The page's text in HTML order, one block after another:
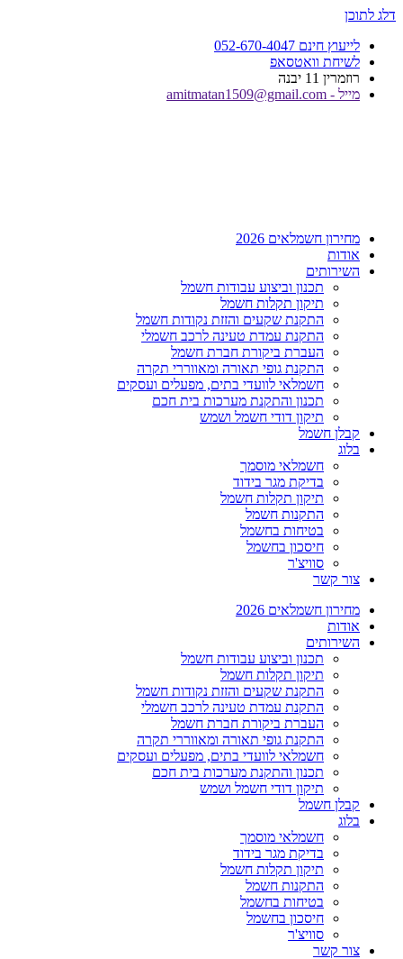
דלג לתוכן
לייעוץ חינם 052-670-4047
לשיחת וואטסאפ
רוזמרין 11 יבנה
מייל - amitmatan1509@gmail.com
מחירון חשמלאים 2026
אודות
השירותים
תכנון וביצוע עבודות חשמל
תיקון תקלות חשמל
התקנת שקעים והזזת נקודות חשמל
התקנת עמדת טעינה לרכב חשמלי
העברת ביקורת חברת חשמל
התקנת גופי תאורה ומאווררי תקרה
חשמלאי לוועדי בתים, מפעלים ועסקים
תכנון והתקנת מערכות בית חכם
תיקון דודי חשמל ושמש
קבלן חשמל
בלוג
חשמלאי מוסמך
בדיקת מגר בידוד
תיקון תקלות חשמל
התקנות חשמל
בטיחות בחשמל
חיסכון בחשמל
סוויצ'ר
צור קשר
מחירון חשמלאים 2026
אודות
השירותים
תכנון וביצוע עבודות חשמל
תיקון תקלות חשמל
התקנת שקעים והזזת נקודות חשמל
התקנת עמדת טעינה לרכב חשמלי
העברת ביקורת חברת חשמל
התקנת גופי תאורה ומאווררי תקרה
חשמלאי לוועדי בתים, מפעלים ועסקים
תכנון והתקנת מערכות בית חכם
תיקון דודי חשמל ושמש
קבלן חשמל
בלוג
חשמלאי מוסמך
בדיקת מגר בידוד
תיקון תקלות חשמל
התקנות חשמל
בטיחות בחשמל
חיסכון בחשמל
סוויצ'ר
צור קשר